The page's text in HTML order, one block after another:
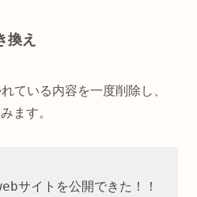
換え
ている内容を一度削除し、
ます。
サイトを公開できた！！